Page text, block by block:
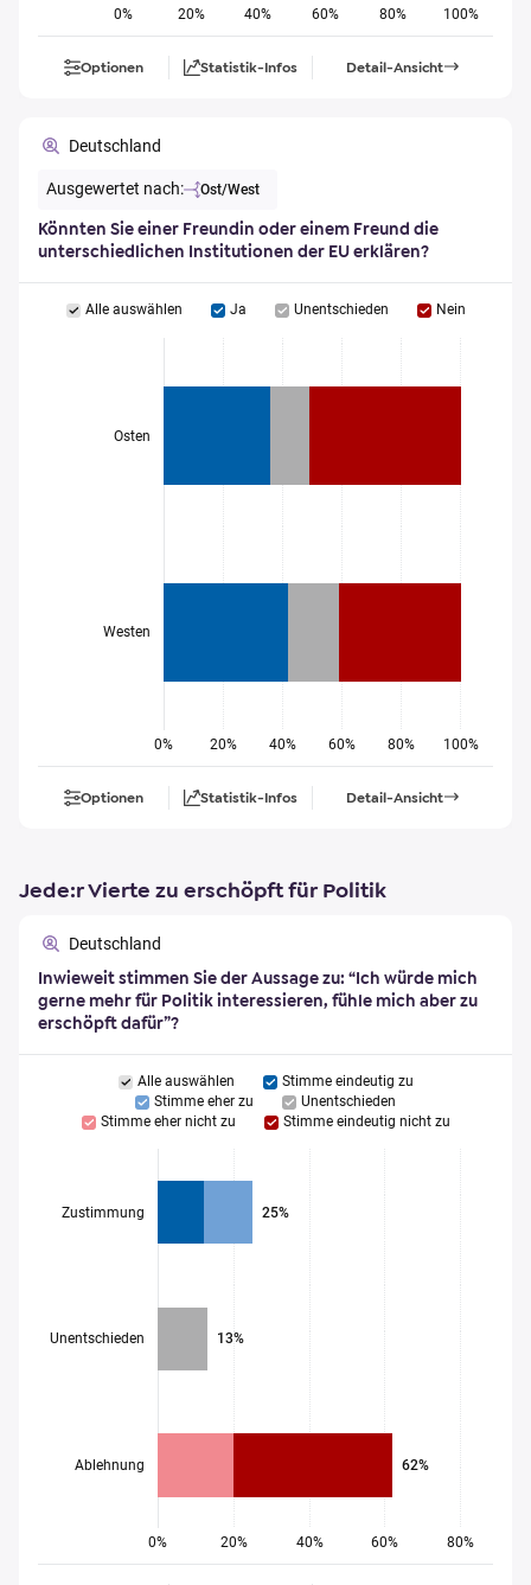
0% 20% 40% 60% 80% 100%
Optionen Statistik-Infos Detail-Ansicht
Deutschland
Ausgewertet nach: Ost/West
Könnten Sie einer Freundin oder einem Freund die
unterschiedlichen Institutionen der EU erklären?
Alle auswählen Ja Unentschieden Nein
0% 20% 40% 60% 80% 100%
Osten
Westen
Optionen Statistik-Infos Detail-Ansicht
Jede:r Vierte zu erschöpft für Politik
Deutschland
Inwieweit stimmen Sie der Aussage zu: “Ich würde mich
gerne mehr für Politik interessieren, fühle mich aber zu
erschöpft dafür”?
Alle auswählen
Stimme eindeutig zu
Stimme eher zu
Unentschieden
Stimme eher nicht zu
Stimme eindeutig nicht zu
0% 20% 40% 60% 80%
25%
13%
62%
Zustimmung
Unentschieden
Ablehnung